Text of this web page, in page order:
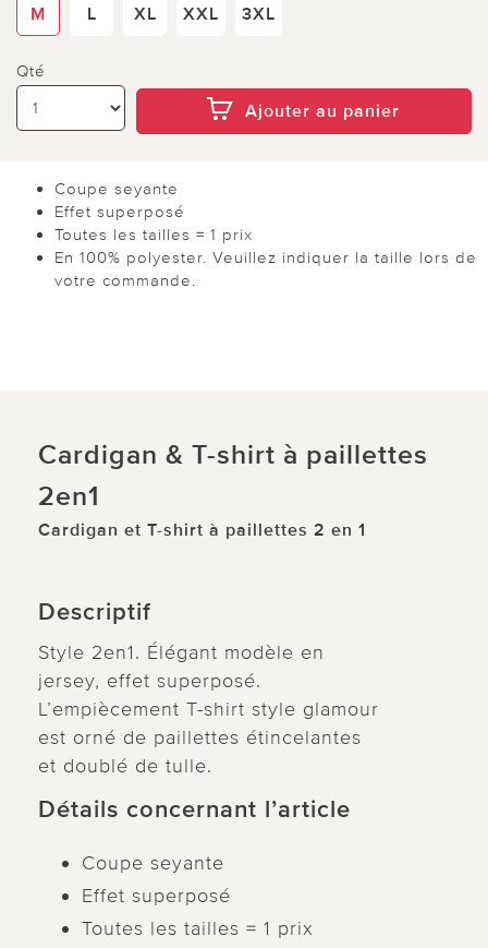
M L XL XXL 3XL
Qté
Ajouter au panier
Coupe seyante
Effet superposé
Toutes les tailles = 1 prix
En 100% polyester. Veuillez indiquer la taille lors de
votre commande.
Cardigan & T-shirt à paillettes
2en1
Cardigan et T-shirt à paillettes 2 en 1
Descriptif
Style 2en1. Élégant modèle en
jersey, effet superposé.
L’empiècement T-shirt style glamour
est orné de paillettes étincelantes
et doublé de tulle.
Détails concernant l’article
Coupe seyante
Effet superposé
Toutes les tailles = 1 prix